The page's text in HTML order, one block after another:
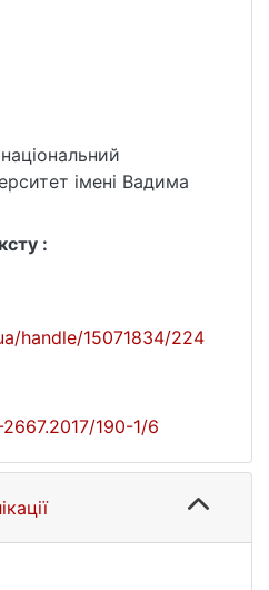
імені Вадима
:
handle/15071834/224
2667.2017/190-1/6